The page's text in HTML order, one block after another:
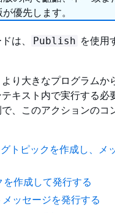
優先します。
は、 Publish を使用
り大きなプログラムか
キスト内で実行する必
、このアクションのコ
トピックを作成し、メ
を作成して発行する
メッセージを発行する